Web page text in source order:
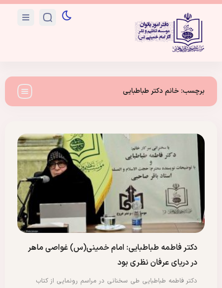
برچسب: خانم دکتر طباطبایی
دکتر فاطمه طباطبایی: امام خمینی(س) غواصی ماهر
در دریای عرفان نظری بود
دکتر فاطمه طباطبایی طی سخنانی در مراسم رونمایی از کتاب